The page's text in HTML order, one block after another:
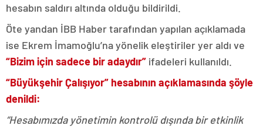
hesabın saldırı altında olduğu bildirildi.
Öte yandan İBB Haber tarafından yapılan açıklamada
ise Ekrem İmamoğlu’na yönelik eleştiriler yer aldı ve
“Bizim için sadece bir adaydır” ifadeleri kullanıldı.
“Büyükşehir Çalışıyor” hesabının açıklamasında şöyle
denildi:
“Hesabımızda yönetimin kontrolü dışında bir etkinlik